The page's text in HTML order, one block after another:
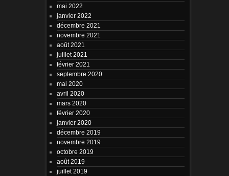
mai 2022
janvier 2022
décembre 2021
novembre 2021
août 2021
juillet 2021
février 2021
septembre 2020
mai 2020
avril 2020
mars 2020
février 2020
janvier 2020
décembre 2019
novembre 2019
octobre 2019
août 2019
juillet 2019